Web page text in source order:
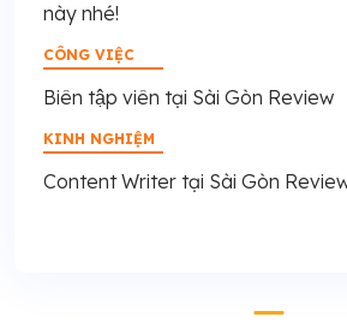
này nhé!
CÔNG VIỆC
Biên tập viên tại Sài Gòn Review
KINH NGHIỆM
Content Writer tại Sài Gòn